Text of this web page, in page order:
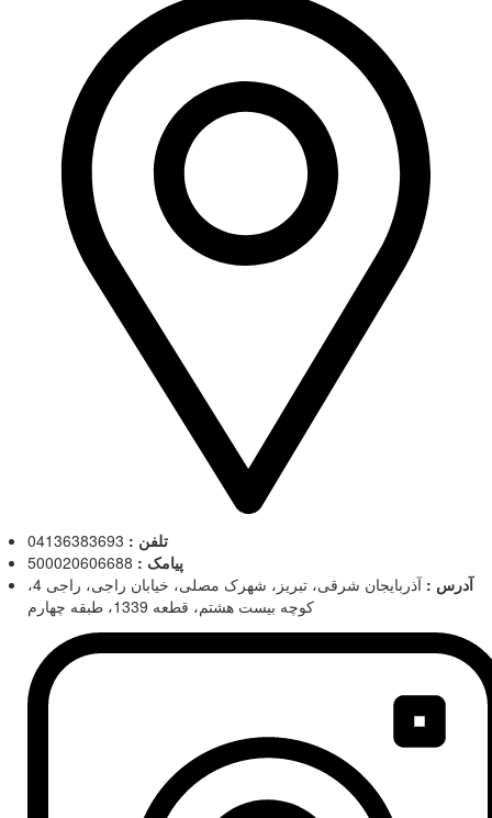
تلفن :
پیامک :
آدرس :
آذربایجان شرقی، تبریز، شهرک مصلی، خیابان راجی، راجی 4،
کوچه بیست هشتم، قطعه 1339، طبقه چهارم